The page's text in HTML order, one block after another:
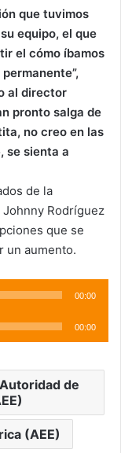
que tuvimos
equipo, el que
el cómo íbamos
al director
pronto salga de
no creo en las
se sienta a
de la
Johnny Rodríguez
que se
un aumento.
00:00
00:00
de
(AEE)